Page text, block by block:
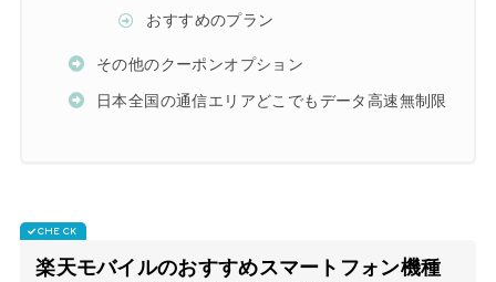
おすすめのプラン
その他のクーポンオプション
日本全国の通信エリアどこでもデータ高速無制限
楽天モバイルのおすすめスマートフォン機種